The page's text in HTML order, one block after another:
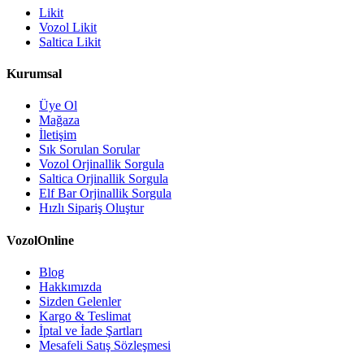
Likit
Vozol Likit
Saltica Likit
Kurumsal
Üye Ol
Mağaza
İletişim
Sık Sorulan Sorular
Vozol Orjinallik Sorgula
Saltica Orjinallik Sorgula
Elf Bar Orjinallik Sorgula
Hızlı Sipariş Oluştur
VozolOnline
Blog
Hakkımızda
Sizden Gelenler
Kargo & Teslimat
İptal ve İade Şartları
Mesafeli Satış Sözleşmesi